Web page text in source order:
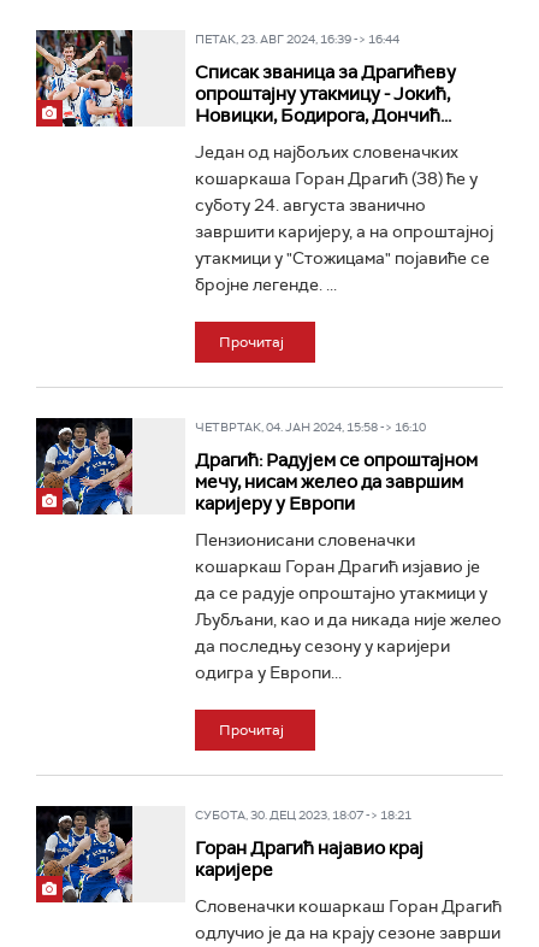
ПЕТАК, 23. АВГ 2024, 16:39 -> 16:44
Списак званица за Драгићеву
опроштајну утакмицу - Јокић,
Новицки, Бодирога, Дончић...
Један од најбољих словеначких
кошаркаша Горан Драгић (38) ће у
суботу 24. августа званично
завршити каријеру, а на опроштајној
утакмици у "Стожицама" појавиће се
бројне легенде. ...
Прочитај
ЧЕТВРТАК, 04. ЈАН 2024, 15:58 -> 16:10
Драгић: Радујем се опроштајном
мечу, нисам желео да завршим
каријеру у Европи
Пензионисани словеначки
кошаркаш Горан Драгић изјавио је
да се радује опроштајно утакмици у
Љубљани, као и да никада није желео
да последњу сезону у каријери
одигра у Европи...
Прочитај
СУБОТА, 30. ДЕЦ 2023, 18:07 -> 18:21
Горан Драгић најавио крај
каријере
Словеначки кошаркаш Горан Драгић
одлучио је да на крају сезоне заврши